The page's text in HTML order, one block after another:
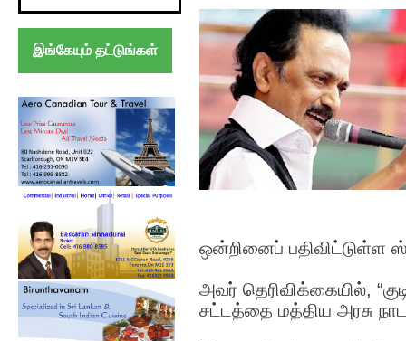
இங்கேயும் தட்டுங்கள்
ஒன்றினைப் பதிவிட்டுள்ள
அவர் தெரிவிக்கையில்,
சட்டத்தை மத்திய அரசு